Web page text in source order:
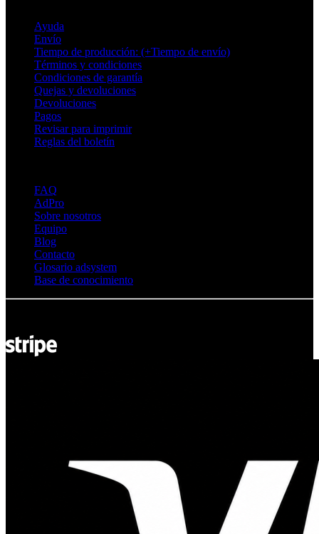
Ayuda
Envío
Tiempo de producción: (+Tiempo de envío)
Términos y condiciones
Condiciones de garantía
Quejas y devoluciones
Devoluciones
Pagos
Revisar para imprimir
Reglas del boletín
FAQ
AdPro
Sobre nosotros
Equipo
Blog
Contacto
Glosario adsystem
Base de conocimiento